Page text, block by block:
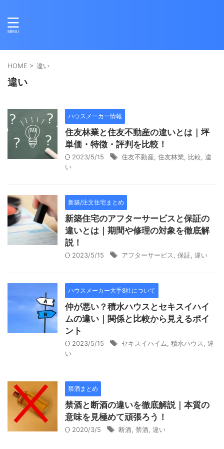
HOME > 違い
違い
ハウスメーカー情報
住友林業と住友不動産の違いとは｜坪
単価・特徴・評判を比較！
2023/5/15 住友不動産 住友林業 比較 違
い
新築/注文住宅まとめ
新築住宅のアフターサービスと保証の
違いとは｜期間や修理の対象を徹底解
説！
2023/5/15 アフターサービス 保証 違い
ハウスメーカー大手8社について
仲が悪い？積水ハウスとセキスイハイ
ムの違い｜関係と比較から見えるポイ
ント
2023/5/15 セキスイハイム 積水ハウス
違
い
禁酒まとめ
禁酒と断酒の違いを徹底解説｜本質の
意味を見極めて頑張ろう！
2020/3/5 断酒 禁酒 違い